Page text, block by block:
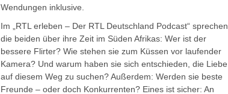
Wendungen inklusive.
Im „RTL erleben – Der RTL Deutschland Podcast“ sprechen
die beiden über ihre Zeit im Süden Afrikas: Wer ist der
bessere Flirter? Wie stehen sie zum Küssen vor laufender
Kamera? Und warum haben sie sich entschieden, die Liebe
auf diesem Weg zu suchen? Außerdem: Werden sie beste
Freunde – oder doch Konkurrenten? Eines ist sicher: An